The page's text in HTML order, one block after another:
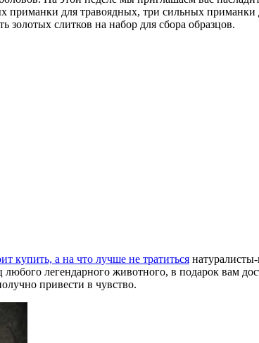
приманки для травоядных, три сильных
золотых слитков на набор для сбора образцов.
купить, а на что лучше не тратиться
легендарного животного, в подарок вам
привести в чувство.